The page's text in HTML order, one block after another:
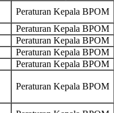
Peraturan Kepala BPOM
Peraturan Kepala BPOM
Peraturan Kepala BPOM
Peraturan Kepala BPOM
Peraturan Kepala BPOM
Peraturan Kepala BPOM